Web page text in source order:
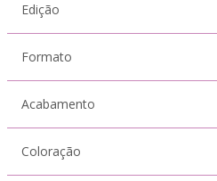
Edição
Formato
Acabamento
Coloração